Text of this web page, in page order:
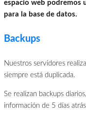
espacio web podremos
para la base de datos.
Backups
Nuestros servidores
siempre está duplicada.
Se realizan backups
información de 5 días